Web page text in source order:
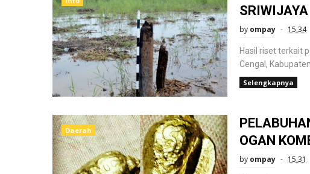
SRIWIJAYA
by ompay 15.34
Hasil riset terkait
Cengal,
Selengkapnya
Daerah
OGAN
by ompay 15.31